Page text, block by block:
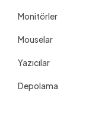
Monitörler
Mouselar
Yazıcılar
Depolama